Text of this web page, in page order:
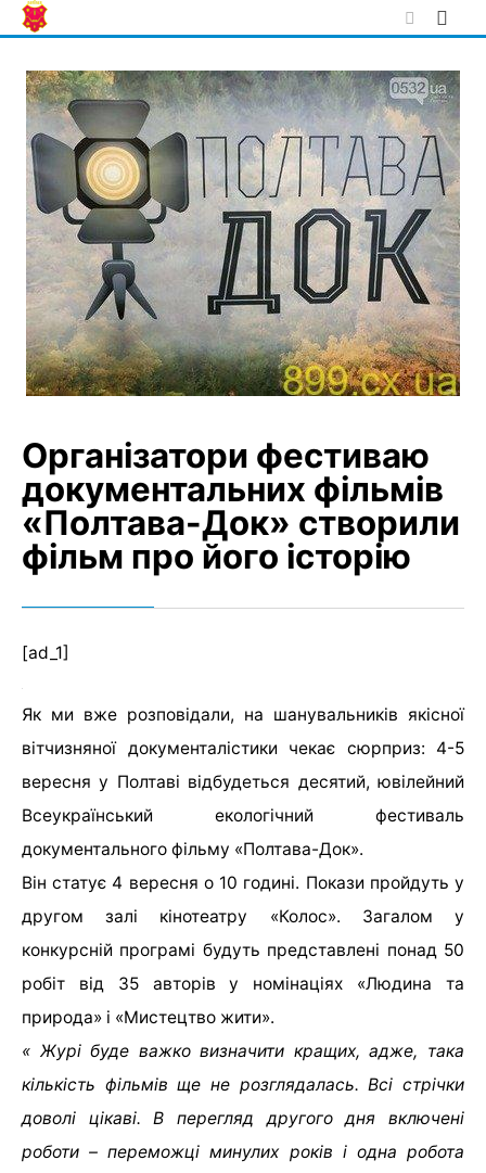
Skip
to
Організатори фестиваю
документальних фільмів
«Полтава-Док» створили
фільм про його історію
[ad_1]
Як ми вже розповідали, на шанувальників якісної
вітчизняної документалістики чекає сюрприз: 4-5
вересня у Полтаві відбудеться десятий, ювілейний
Всеукраїнський екологічний фестиваль
документального фільму «Полтава-Док».
Він статує 4 вересня о 10 годині. Покази пройдуть у
другом залі кінотеатру «Колос». Загалом у
конкурсній програмі будуть представлені понад 50
робіт від 35 авторів у номінаціях «Людина та
природа» і «Мистецтво жити».
« Журі буде важко визначити кращих, адже, така
кількість фільмів ще не розглядалась. Всі стрічки
доволі цікаві. В перегляд другого дня включені
роботи – переможці минулих років і одна робота